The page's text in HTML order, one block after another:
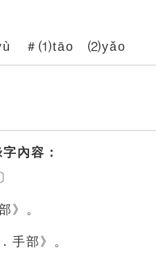
＃⑴tāo ⑵yǎo
內容：
》。
．手部》。